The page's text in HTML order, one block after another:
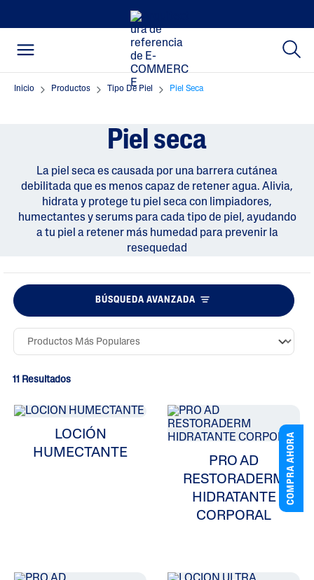
Inicio Productos Tipo De Piel Piel Seca
Piel seca
La piel seca es causada por una barrera cutánea
debilitada que es menos capaz de retener agua. Alivia,
hidrata y protege tu piel seca con limpiadores,
humectantes y serums para cada tipo de piel, ayudando
a tu piel a retener más humedad para prevenir la
resequedad
BÚSQUEDA AVANZADA
11 Resultados
LOCIÓN
HUMECTANTE
PRO AD
RESTORADERM
HIDRATANTE
CORPORAL
COMPRA AHORA